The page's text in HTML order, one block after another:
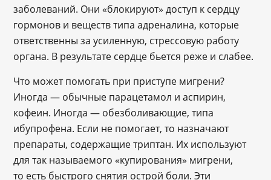
заболеваний. Они «блокируют» доступ к сердцу
гормонов и веществ типа адреналина, которые
ответственны за усиленную, стрессовую работу
органа. В результате сердце бьется реже и слабее.
Что может помогать при приступе мигрени?
Иногда — обычные парацетамол и аспирин,
кофеин. Иногда — обезболивающие, типа
ибупрофена. Если не помогает, то назначают
препараты, содержащие триптан. Их используют
для так называемого «купирования» мигрени,
то есть быстрого снятия острой боли. Эти